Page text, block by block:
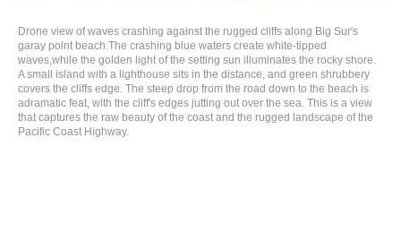
Drone view of waves crashing against the rugged cliffs along Big Sur's
garay point beach.The crashing blue waters create white-tipped
waves,while the golden light of the setting sun illuminates the rocky shore.
A small island with a lighthouse sits in the distance, and green shrubbery
covers the cliffs edge. The steep drop from the road down to the beach is
adramatic feat, with the cliff's edges jutting out over the sea. This is a view
that captures the raw beauty of the coast and the rugged landscape of the
Pacific Coast Highway.